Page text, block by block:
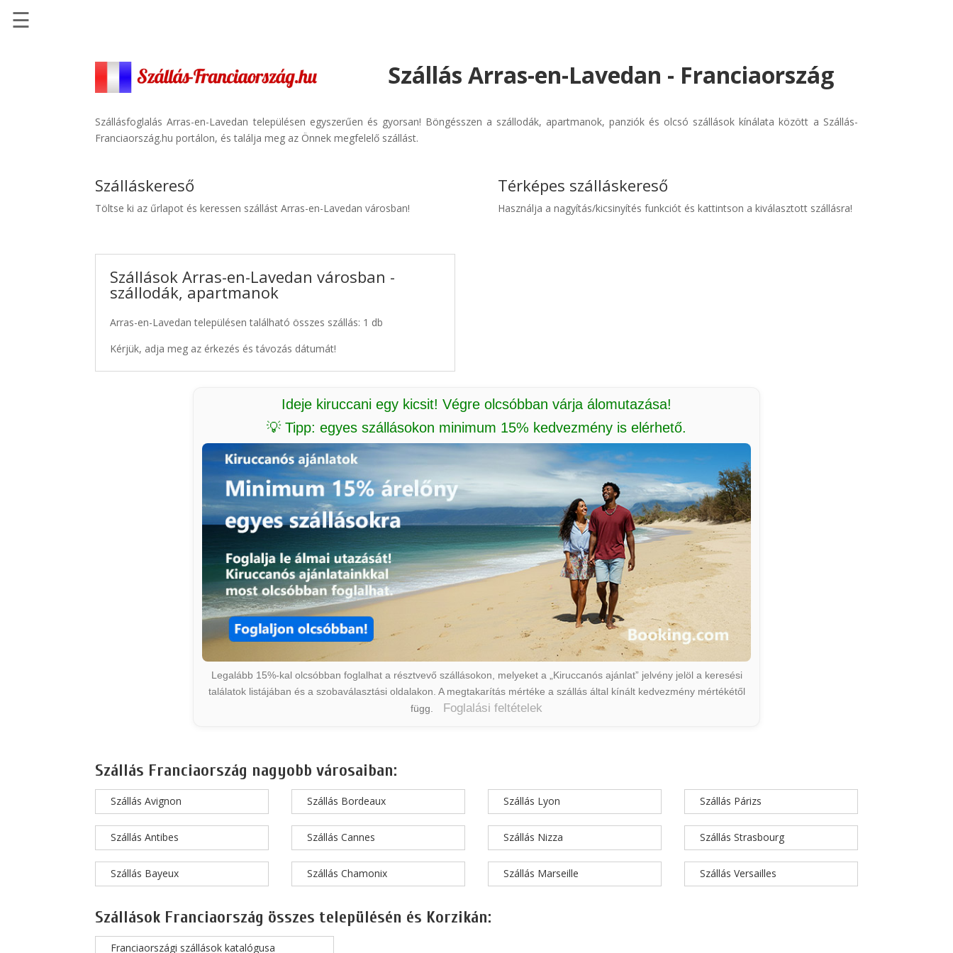
Szállásinfo.eu
Repülőjegy
Autóbérlés
☰
Szállás Arras-en-Lavedan - Franciaország
Szállásfoglalás Arras-en-Lavedan településen egyszerűen és gyorsan! Böngésszen a szállodák, apartmanok, panziók és olcsó szállások kínálata között a Szállás-
Franciaország.hu portálon, és találja meg az Önnek megfelelő szállást.
Szálláskereső
Töltse ki az űrlapot és keressen szállást Arras-en-Lavedan városban!
Szállások Arras-en-Lavedan városban -
szállodák, apartmanok
Arras-en-Lavedan településen található összes szállás: 1 db
Kérjük, adja meg az érkezés és távozás dátumát!
Térképes szálláskereső
Használja a nagyítás/kicsinyítés funkciót és kattintson a kiválasztott szállásra!
Ideje kiruccani egy kicsit! Végre olcsóbban várja álomutazása!
💡 Tipp: egyes szállásokon minimum 15% kedvezmény is elérhető.
Legalább 15%-kal olcsóbban foglalhat a résztvevő szállásokon, melyeket a „Kiruccanós ajánlat” jelvény jelöl a keresési
találatok listájában és a szobaválasztási oldalakon. A megtakarítás mértéke a szállás által kínált kedvezmény mértékétől
függ.
Foglalási feltételek
Szállás Franciaország nagyobb városaiban:
Szállás Avignon
Szállás Antibes
Szállás Bayeux
Szállás Bordeaux
Szállás Cannes
Szállás Chamonix
Szállás Lyon
Szállás Nizza
Szállás Marseille
Szállás Párizs
Szállás Strasbourg
Szállás Versailles
Szállások Franciaország összes településén és Korzikán:
Franciaországi szállások katalógusa